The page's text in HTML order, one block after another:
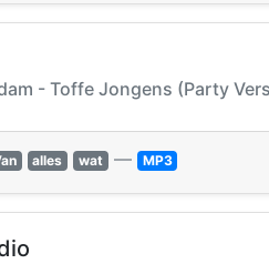
- Toffe Jongens (Party
alles wat — MP3